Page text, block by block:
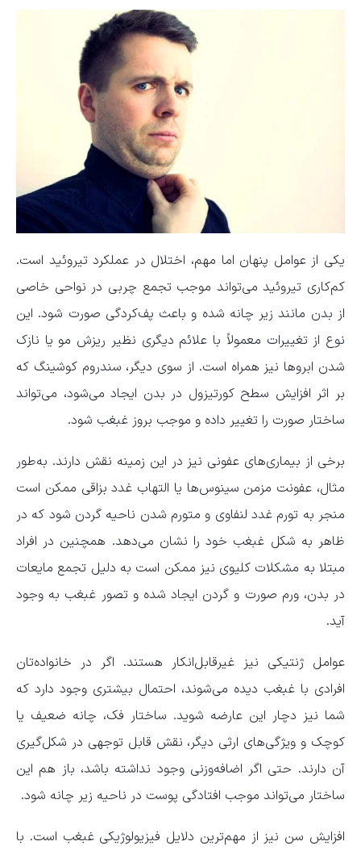
یکی از عوامل پنهان اما مهم، اختلال در عملکرد تیروئید است.
کم‌کاری تیروئید می‌تواند موجب تجمع چربی در نواحی خاصی
از بدن مانند زیر چانه شده و باعث پف‌کردگی صورت شود. این
نوع از تغییرات معمولاً با علائم دیگری نظیر ریزش مو یا نازک
شدن ابروها نیز همراه است. از سوی دیگر، سندروم کوشینگ که
بر اثر افزایش سطح کورتیزول در بدن ایجاد می‌شود، می‌تواند
ساختار صورت را تغییر داده و موجب بروز غبغب شود.
برخی از بیماری‌های عفونی نیز در این زمینه نقش دارند. به‌طور
مثال، عفونت مزمن سینوس‌ها یا التهاب غدد بزاقی ممکن است
منجر به تورم غدد لنفاوی و متورم شدن ناحیه گردن شود که در
ظاهر به شکل غبغب خود را نشان می‌دهد. همچنین در افراد
مبتلا به مشکلات کلیوی نیز ممکن است به دلیل تجمع مایعات
در بدن، ورم صورت و گردن ایجاد شده و تصور غبغب به وجود
آید.
عوامل ژنتیکی نیز غیرقابل‌انکار هستند. اگر در خانواده‌تان
افرادی با غبغب دیده می‌شوند، احتمال بیشتری وجود دارد که
شما نیز دچار این عارضه شوید. ساختار فک، چانه ضعیف یا
کوچک و ویژگی‌های ارثی دیگر، نقش قابل توجهی در شکل‌گیری
آن دارند. حتی اگر اضافه‌وزنی وجود نداشته باشد، باز هم این
ساختار می‌تواند موجب افتادگی پوست در ناحیه زیر چانه شود.
افزایش سن نیز از مهم‌ترین دلایل فیزیولوژیکی غبغب است. با